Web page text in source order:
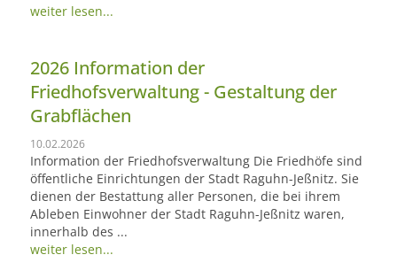
weiter lesen...
2026 Information der
Friedhofsverwaltung - Gestaltung der
Grabflächen
10.02.2026
Information der Friedhofsverwaltung Die Friedhöfe sind
öffentliche Einrichtungen der Stadt Raguhn-Jeßnitz. Sie
dienen der Bestattung aller Personen, die bei ihrem
Ableben Einwohner der Stadt Raguhn-Jeßnitz waren,
innerhalb des ...
weiter lesen...